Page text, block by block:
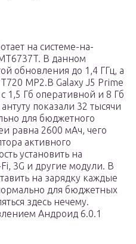
на системе-на-
В данном
обновления до 1,4 ГГц, а
MP2.В Galaxy J5 Prime
1,5 Гб оперативной и 8 Гб
показали 32 тысячи
для бюджетного
равна 2600 мАч, чего
активного
установить на
3G и другие модули. В
на зарядку каждые
для бюджетных
здесь нечему.
Андроид 6.0.1